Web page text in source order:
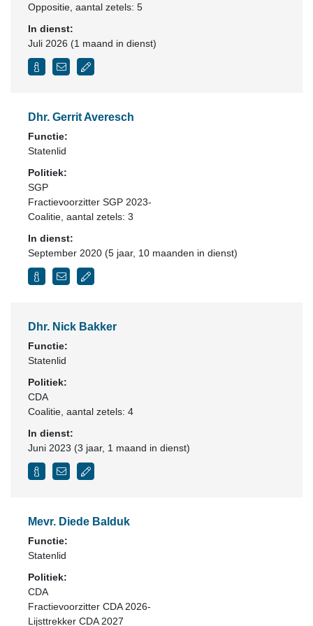
Oppositie , aantal zetels: 5
In dienst:
Juli 2026 (1 maand in dienst)
Dhr. Gerrit Averesch
Functie:
Statenlid
Politiek:
SGP
Fractievoorzitter SGP 2023-
Coalitie , aantal zetels: 3
In dienst:
September 2020 (5 jaar, 10 maanden in dienst)
Dhr. Nick Bakker
Functie:
Statenlid
Politiek:
CDA
Coalitie , aantal zetels: 4
In dienst:
Juni 2023 (3 jaar, 1 maand in dienst)
Mevr. Diede Balduk
Functie:
Statenlid
Politiek:
CDA
Fractievoorzitter CDA 2026-
Lijsttrekker CDA 2027